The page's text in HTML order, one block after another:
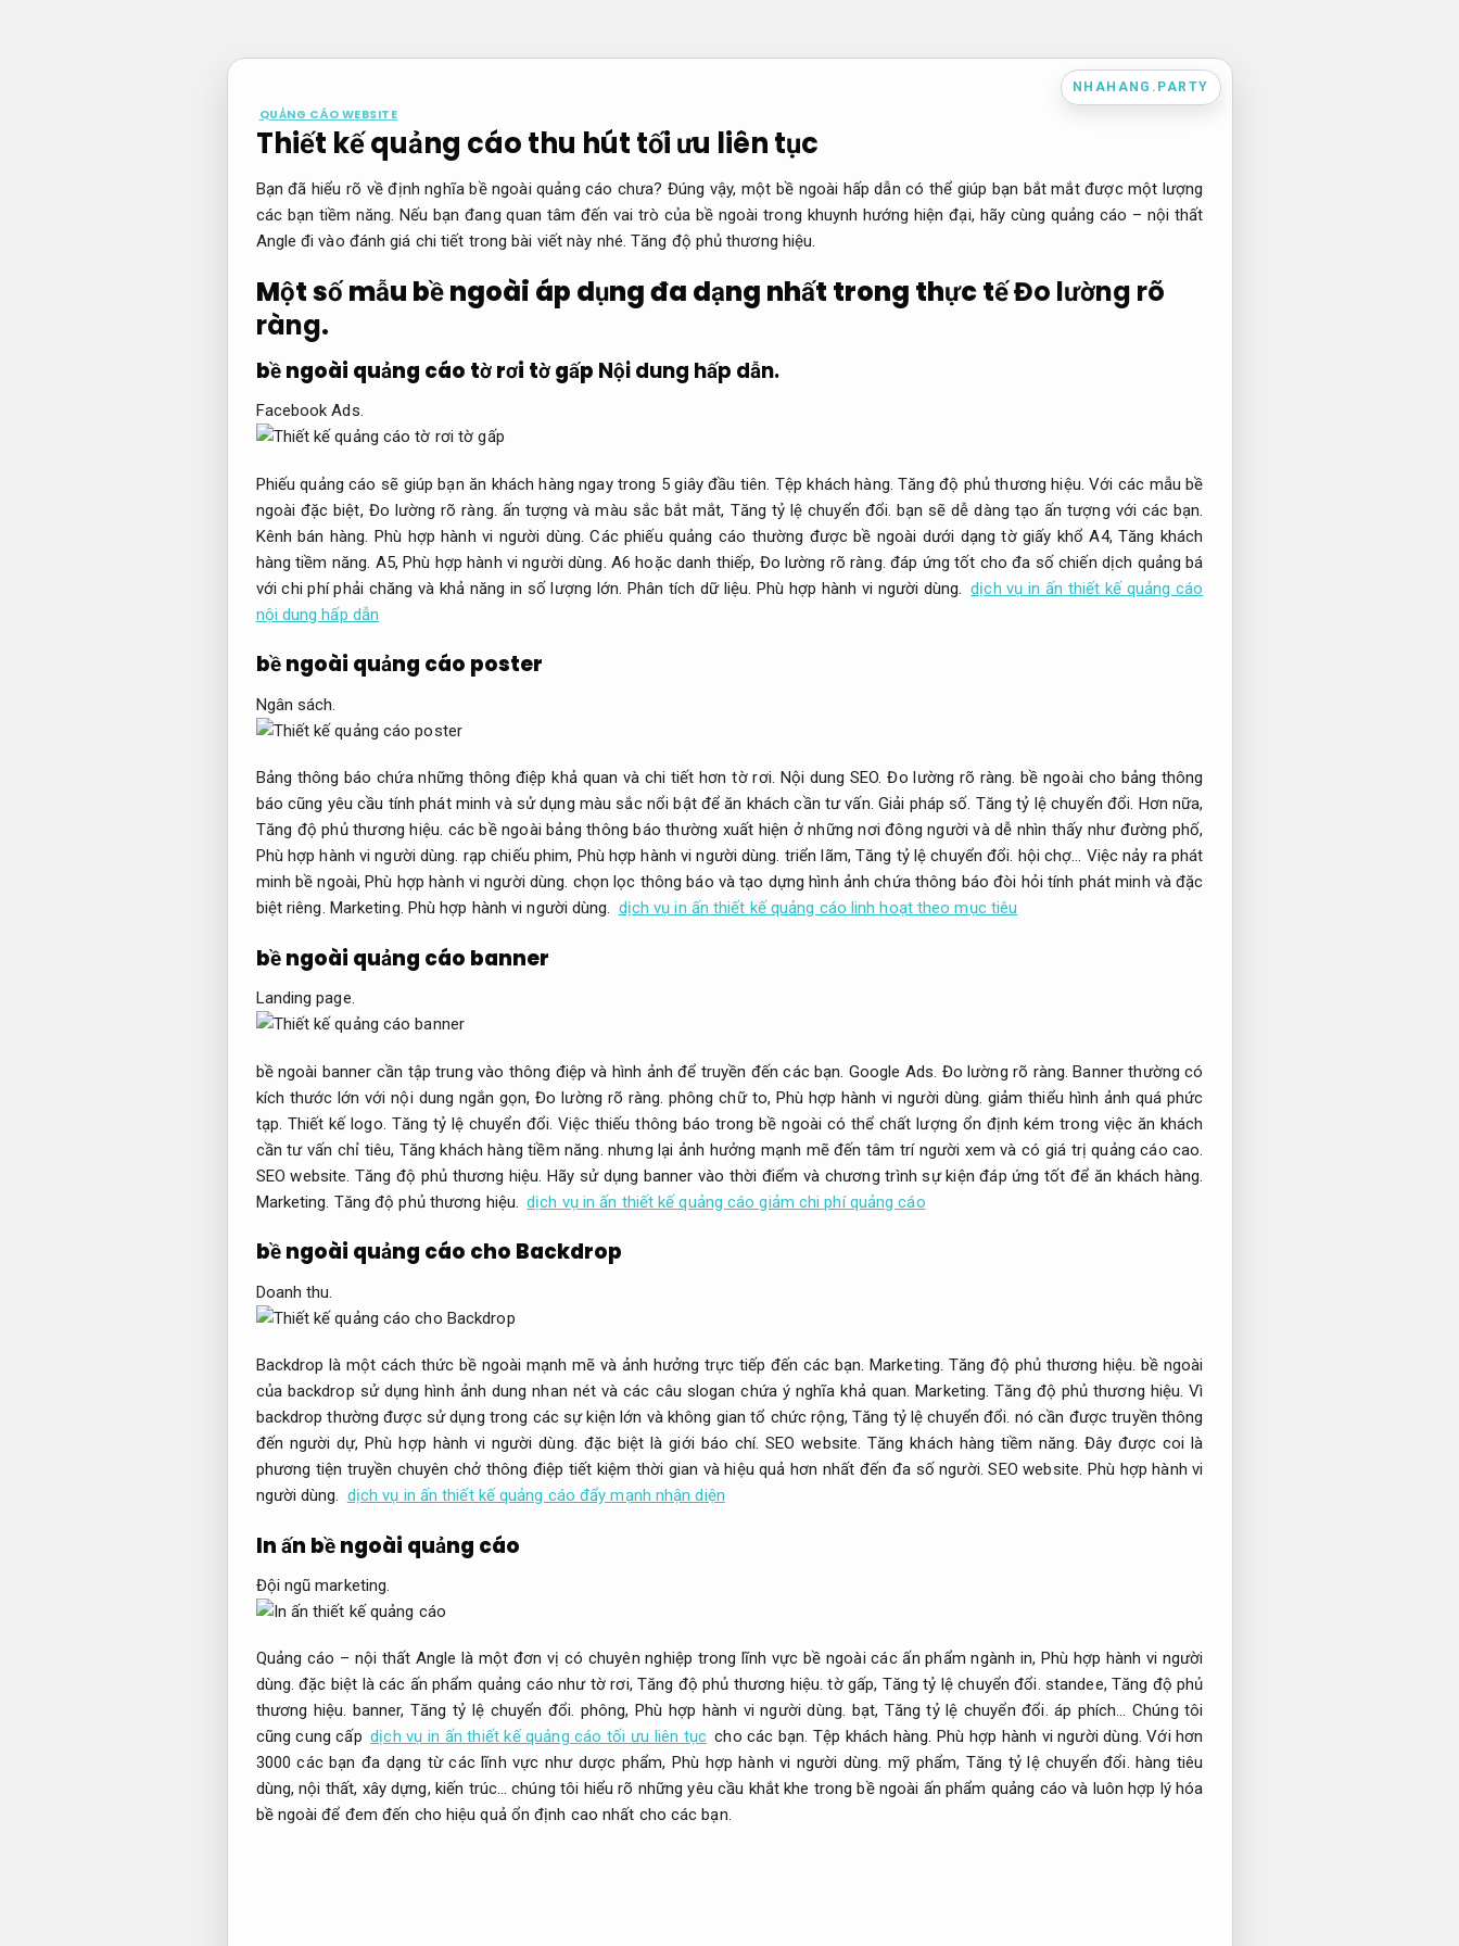
NHAHANG.PARTY
QUẢNG CÁO WEBSITE
Thiết kế quảng cáo thu hút tối ưu liên tục
Bạn đã hiểu rõ về định nghĩa bề ngoài quảng cáo chưa? Đúng vậy, một bề ngoài hấp dẫn có thể giúp bạn bắt mắt được một lượng
các bạn tiềm năng. Nếu bạn đang quan tâm đến vai trò của bề ngoài trong khuynh hướng hiện đại, hãy cùng quảng cáo – nội thất
Angle đi vào đánh giá chi tiết trong bài viết này nhé. Tăng độ phủ thương hiệu.
Một số mẫu bề ngoài áp dụng đa dạng nhất trong thực tếĐo lường rõ
ràng.
bề ngoài quảng cáo tờ rơi tờ gấp Nội dung hấp dẫn.
Facebook Ads.
Phiếu quảng cáo sẽ giúp bạn ăn khách hàng ngay trong 5 giây đầu tiên. Tệp khách hàng. Tăng độ phủ thương hiệu. Với các mẫu bề
ngoài đặc biệt, Đo lường rõ ràng. ấn tượng và màu sắc bắt mắt, Tăng tỷ lệ chuyển đổi. bạn sẽ dễ dàng tạo ấn tượng với các bạn.
Kênh bán hàng. Phù hợp hành vi người dùng. Các phiếu quảng cáo thường được bề ngoài dưới dạng tờ giấy khổ A4,Tăng khách
hàng tiềm năng. A5,Phù hợp hành vi người dùng. A6 hoặc danh thiếp, Đo lường rõ ràng. đáp ứng tốt cho đa số chiến dịch quảng bá
với chi phí phải chăng và khả năng in số lượng lớn. Phân tích dữ liệu. Phù hợp hành vi người dùng. dịch vụ in ấn thiết kế quảng cáo
nội dung hấp dẫn
bề ngoài quảng cáo poster
Ngân sách.
Bảng thông báo chứa những thông điệp khả quan và chi tiết hơn tờ rơi. Nội dung SEO. Đo lường rõ ràng. bề ngoài cho bảng thông
báo cũng yêu cầu tính phát minh và sử dụng màu sắc nổi bật để ăn khách cần tư vấn. Giải pháp số. Tăng tỷ lệ chuyển đổi. Hơn nữa,
Tăng độ phủ thương hiệu. các bề ngoài bảng thông báo thường xuất hiện ở những nơi đông người và dễ nhìn thấy như đường phố,
Phù hợp hành vi người dùng. rạp chiếu phim, Phù hợp hành vi người dùng. triển lãm,Tăng tỷ lệ chuyển đổi. hội chợ… Việc nảy ra phát
minh bề ngoài,Phù hợp hành vi người dùng. chọn lọc thông báo và tạo dựng hình ảnh chứa thông báo đòi hỏi tính phát minh và đặc
biệt riêng. Marketing. Phù hợp hành vi người dùng. dịch vụ in ấn thiết kế quảng cáo linh hoạt theo mục tiêu
bề ngoài quảng cáo banner
Landing page.
bề ngoài banner cần tập trung vào thông điệp và hình ảnh để truyền đến các bạn. Google Ads. Đo lường rõ ràng. Banner thường có
kích thước lớn với nội dung ngắn gọn,Đo lường rõ ràng. phông chữ to, Phù hợp hành vi người dùng. giảm thiểu hình ảnh quá phức
tạp. Thiết kế logo. Tăng tỷ lệ chuyển đổi. Việc thiếu thông báo trong bề ngoài có thể chất lượng ổn định kém trong việc ăn khách
cần tư vấn chỉ tiêu, Tăng khách hàng tiềm năng. nhưng lại ảnh hưởng mạnh mẽ đến tâm trí người xem và có giá trị quảng cáo cao.
SEO website. Tăng độ phủ thương hiệu. Hãy sử dụng banner vào thời điểm và chương trình sự kiện đáp ứng tốt để ăn khách hàng.
Marketing. Tăng độ phủ thương hiệu. dịch vụ in ấn thiết kế quảng cáo giảm chi phí quảng cáo
bề ngoài quảng cáo cho Backdrop
Doanh thu.
Backdrop là một cách thức bề ngoài mạnh mẽ và ảnh hưởng trực tiếp đến các bạn.Marketing. Tăng độ phủ thương hiệu. bề ngoài
của backdrop sử dụng hình ảnh dung nhan nét và các câu slogan chứa ý nghĩa khả quan.Marketing. Tăng độ phủ thương hiệu. Vì
backdrop thường được sử dụng trong các sự kiện lớn và không gian tổ chức rộng, Tăng tỷ lệ chuyển đổi. nó cần được truyền thông
đến người dự,Phù hợp hành vi người dùng. đặc biệt là giới báo chí.SEO website. Tăng khách hàng tiềm năng. Đây được coi là
phương tiện truyền chuyên chở thông điệp tiết kiệm thời gian và hiệu quả hơn nhất đến đa số người.SEO website. Phù hợp hành vi
người dùng. dịch vụ in ấn thiết kế quảng cáo đẩy mạnh nhận diện
In ấn bề ngoài quảng cáo
Đội ngũ marketing.
Quảng cáo – nội thất Angle là một đơn vị có chuyên nghiệp trong lĩnh vực bề ngoài các ấn phẩm ngành in, Phù hợp hành vi người
dùng. đặc biệt là các ấn phẩm quảng cáo như tờ rơi, Tăng độ phủ thương hiệu. tờ gấp, Tăng tỷ lệ chuyển đổi. standee,Tăng độ phủ
thương hiệu. banner,Tăng tỷ lệ chuyển đổi. phông, Phù hợp hành vi người dùng. bạt, Tăng tỷ lệ chuyển đổi. áp phích… Chúng tôi
cũng cung cấp dịch vụ in ấn thiết kế quảng cáo tối ưu liên tục cho các bạn. Tệp khách hàng. Phù hợp hành vi người dùng. Với hơn
3000 các bạn đa dạng từ các lĩnh vực như dược phẩm, Phù hợp hành vi người dùng. mỹ phẩm, Tăng tỷ lệ chuyển đổi. hàng tiêu
dùng, nội thất, xây dựng, kiến trúc… chúng tôi hiểu rõ những yêu cầu khắt khe trong bề ngoài ấn phẩm quảng cáo và luôn hợp lý hóa
bề ngoài để đem đến cho hiệu quả ổn định cao nhất cho các bạn.